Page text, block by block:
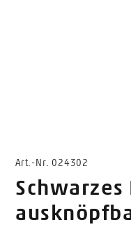
Art.-Nr. 024302